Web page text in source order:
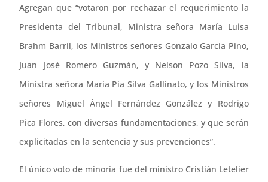
Agregan que “votaron por rechazar el requerimiento la
Presidenta del Tribunal, Ministra señora María Luisa
Brahm Barril, los Ministros señores Gonzalo García Pino,
Juan José Romero Guzmán, y Nelson Pozo Silva, la
Ministra señora María Pía Silva Gallinato, y los Ministros
señores Miguel Ángel Fernández González y Rodrigo
Pica Flores, con diversas fundamentaciones, y que serán
explicitadas en la sentencia y sus prevenciones”.
El único voto de minoría fue del ministro Cristián Letelier